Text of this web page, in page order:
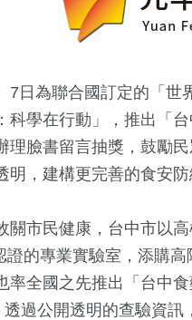
7日為聯合國訂定的「
科學在行動」，推出「
理臉書留言抽獎，鼓勵
明，建構更完善的食安
關市民健康，台中市以
證的專業實驗室，添購
率全國之先推出「台中食
透過公開透明的查驗資